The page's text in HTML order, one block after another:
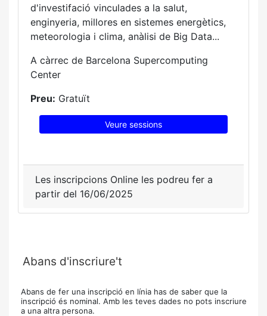
d'investifació vinculades a la salut,
enginyeria, millores en sistemes energètics,
meteorologia i clima, anàlisi de Big Data...
A càrrec de Barcelona Supercomputing
Center
Preu: Gratuït
Veure sessions
Les inscripcions Online les podreu fer a
partir del 16/06/2025
Abans d'inscriure't
Abans de fer una inscripció en línia has de saber que la
inscripció és nominal. Amb les teves dades no pots inscriure
a una altra persona.